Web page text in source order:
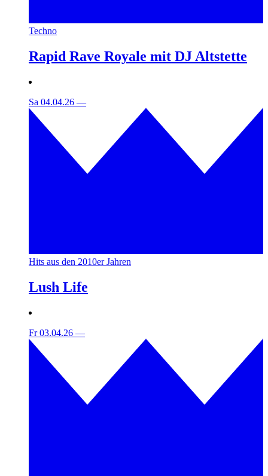
Techno
Rapid Rave Royale mit DJ Altstette
Sa 04.04.26 —
Hits aus den 2010er Jahren
Lush Life
Fr 03.04.26 —